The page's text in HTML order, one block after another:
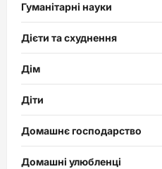
Гуманітарні науки
Дієти та схуднення
Дім
Діти
Домашнє господарство
Домашні улюбленці